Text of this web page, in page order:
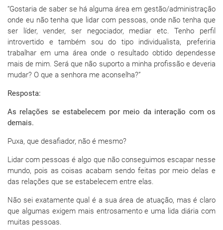
“Gostaria de saber se há alguma área em gestão/administração
onde eu não tenha que lidar com pessoas, onde não tenha que
ser líder, vender, ser negociador, mediar etc. Tenho perfil
introvertido e também sou do tipo individualista, preferiria
trabalhar em uma área onde o resultado obtido dependesse
mais de mim. Será que não suporto a minha profissão e deveria
mudar? O que a senhora me aconselha?”
Resposta:
As relações se estabelecem por meio da interação com os
demais.
Puxa, que desafiador, não é mesmo?
Lidar com pessoas é algo que não conseguimos escapar nesse
mundo, pois as coisas acabam sendo feitas por meio delas e
das relações que se estabelecem entre elas.
Não sei exatamente qual é a sua área de atuação, mas é claro
que algumas exigem mais entrosamento e uma lida diária com
muitas pessoas.